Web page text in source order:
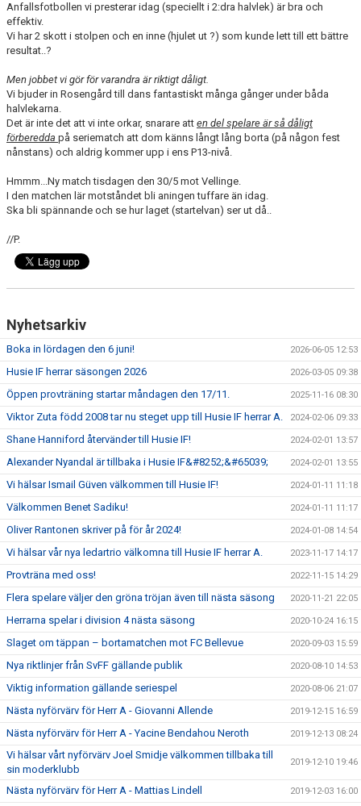
Anfallsfotbollen vi presterar idag (speciellt i 2:dra halvlek) är bra och
effektiv.
Vi har 2 skott i stolpen och en inne (hjulet ut ?) som kunde lett till ett bättre
resultat..?
Men jobbet vi gör för varandra är riktigt dåligt.
Vi bjuder in Rosengård till dans fantastiskt många gånger under båda
halvlekarna.
Det är inte det att vi inte orkar, snarare att en del spelare är så dåligt
förberedda på seriematch att dom känns långt lång borta (på någon fest
nånstans) och aldrig kommer upp i ens P13-nivå.
Hmmm...Ny match tisdagen den 30/5 mot Vellinge.
I den matchen lär motståndet bli aningen tuffare än idag.
Ska bli spännande och se hur laget (startelvan) ser ut då..
//P.
Nyhetsarkiv
Boka in lördagen den 6 juni! 2026-06-05 12:53
Husie IF herrar säsongen 2026 2026-03-05 09:38
Öppen provträning startar måndagen den 17/11. 2025-11-16 08:30
Viktor Zuta född 2008 tar nu steget upp till Husie IF herrar A. 2024-02-06 09:33
Shane Hanniford återvänder till Husie IF! 2024-02-01 13:57
Alexander Nyandal är tillbaka i Husie IF&#8252;&#65039; 2024-02-01 13:55
Vi hälsar Ismail Güven välkommen till Husie IF! 2024-01-11 11:18
Välkommen Benet Sadiku! 2024-01-11 11:17
Oliver Rantonen skriver på för år 2024! 2024-01-08 14:54
Vi hälsar vår nya ledartrio välkomna till Husie IF herrar A. 2023-11-17 14:17
Provträna med oss! 2022-11-15 14:29
Flera spelare väljer den gröna tröjan även till nästa säsong 2020-11-21 22:05
Herrarna spelar i division 4 nästa säsong 2020-10-24 16:15
Slaget om täppan – bortamatchen mot FC Bellevue 2020-09-03 15:59
Nya riktlinjer från SvFF gällande publik 2020-08-10 14:53
Viktig information gällande seriespel 2020-08-06 21:07
Nästa nyförvärv för Herr A - Giovanni Allende 2019-12-15 16:59
Nästa nyförvärv för Herr A - Yacine Bendahou Neroth 2019-12-13 08:24
Vi hälsar vårt nyförvärv Joel Smidje välkommen tillbaka till
sin moderklubb
2019-12-10 19:46
Nästa nyförvärv för Herr A - Mattias Lindell 2019-12-03 16:00